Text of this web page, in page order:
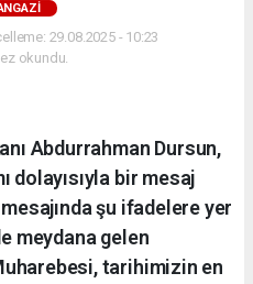
29.08.2025 - 10:23
okundu.
Abdurrahman Dursun,
dolayısıyla bir mesaj
şu ifadelere yer
meydana gelen
tarihimizin en